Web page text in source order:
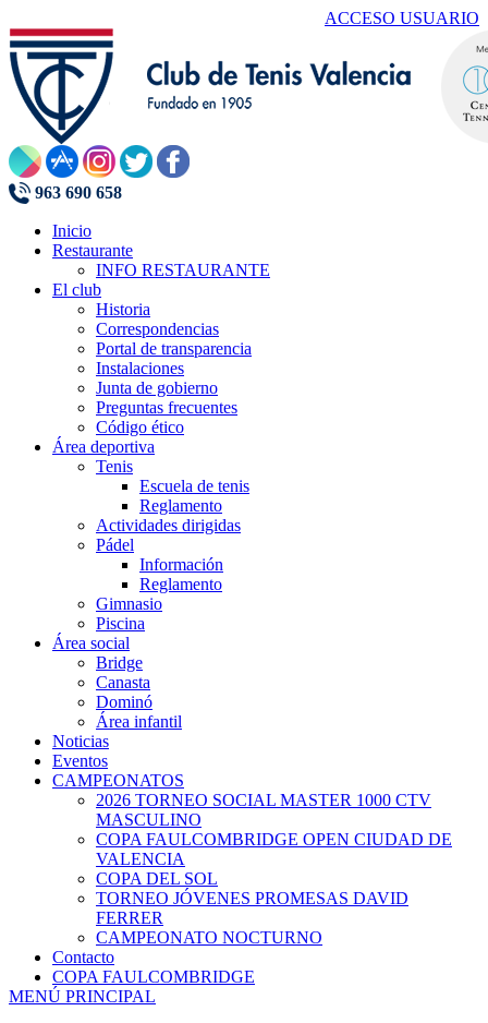
ACCESO USUARIO
963 690 658
Inicio
Restaurante
INFO RESTAURANTE
El club
Historia
Correspondencias
Portal de transparencia
Instalaciones
Junta de gobierno
Preguntas frecuentes
Código ético
Área deportiva
Tenis
Escuela de tenis
Reglamento
Actividades dirigidas
Pádel
Información
Reglamento
Gimnasio
Piscina
Área social
Bridge
Canasta
Dominó
Área infantil
Noticias
Eventos
CAMPEONATOS
2026 TORNEO SOCIAL MASTER 1000 CTV
MASCULINO
COPA FAULCOMBRIDGE OPEN CIUDAD DE
VALENCIA
COPA DEL SOL
TORNEO JÓVENES PROMESAS DAVID
FERRER
CAMPEONATO NOCTURNO
Contacto
COPA FAULCOMBRIDGE
MENÚ PRINCIPAL